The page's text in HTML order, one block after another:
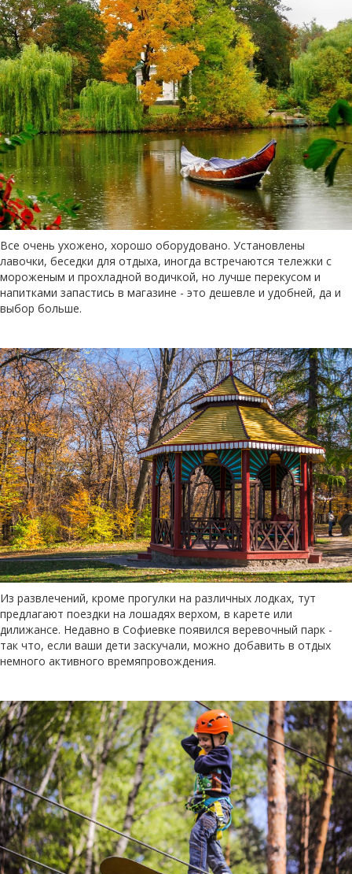
Все очень ухожено, хорошо оборудовано. Установлены
лавочки, беседки для отдыха, иногда встречаются тележки с
мороженым и прохладной водичкой, но лучше перекусом и
напитками запастись в магазине - это дешевле и удобней, да и
выбор больше.
Из развлечений, кроме прогулки на различных лодках, тут
предлагают поездки на лошадях верхом, в карете или
дилижансе. Недавно в Софиевке появился веревочный парк -
так что, если ваши дети заскучали, можно добавить в отдых
немного активного времяпровождения.